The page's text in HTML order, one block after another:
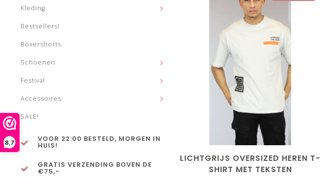
8,7
Kleding
Bestsellers!
Boxershorts
Schoenen
Festival
Accessoires
SALE!
VOOR 22:00 BESTELD, MORGEN IN
HUIS!
GRATIS VERZENDING BOVEN DE
€75,-
LICHTGRIJS OVERSIZED HEREN T-
SHIRT MET TEKSTEN